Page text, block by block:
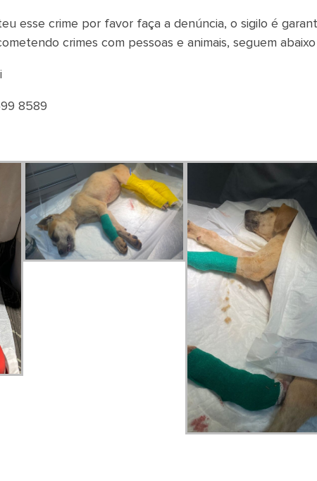
esse crime por favor faça a denúncia, o sigilo é
crimes com pessoas e animais, seguem
8589